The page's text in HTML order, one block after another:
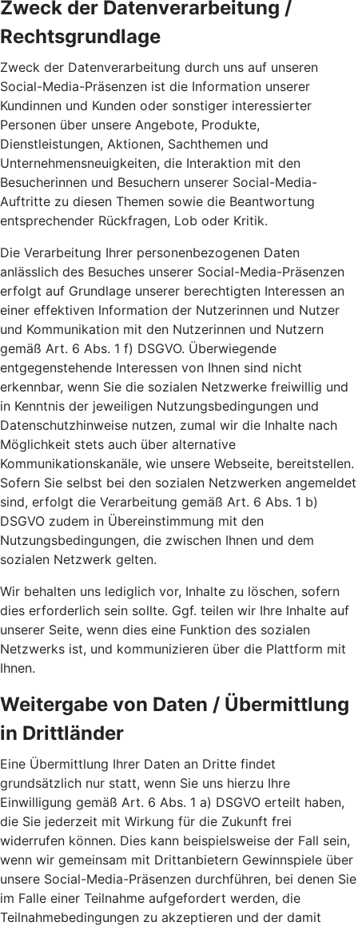
Zweck der Datenverarbeitung /
Rechtsgrundlage
Zweck der Datenverarbeitung durch uns auf unseren
Social-Media-Präsenzen ist die Information unserer
Kundinnen und Kunden oder sonstiger interessierter
Personen über unsere Angebote, Produkte,
Dienstleistungen, Aktionen, Sachthemen und
Unternehmensneuigkeiten, die Interaktion mit den
Besucherinnen und Besuchern unserer Social-Media-
Auftritte zu diesen Themen sowie die Beantwortung
entsprechender Rückfragen, Lob oder Kritik.
Die Verarbeitung Ihrer personenbezogenen Daten
anlässlich des Besuches unserer Social-Media-Präsenzen
erfolgt auf Grundlage unserer berechtigten Interessen an
einer effektiven Information der Nutzerinnen und Nutzer
und Kommunikation mit den Nutzerinnen und Nutzern
gemäß Art. 6 Abs. 1 f) DSGVO. Überwiegende
entgegenstehende Interessen von Ihnen sind nicht
erkennbar, wenn Sie die sozialen Netzwerke freiwillig und
in Kenntnis der jeweiligen Nutzungsbedingungen und
Datenschutzhinweise nutzen, zumal wir die Inhalte nach
Möglichkeit stets auch über alternative
Kommunikationskanäle, wie unsere Webseite, bereitstellen.
Sofern Sie selbst bei den sozialen Netzwerken angemeldet
sind, erfolgt die Verarbeitung gemäß Art. 6 Abs. 1 b)
DSGVO zudem in Übereinstimmung mit den
Nutzungsbedingungen, die zwischen Ihnen und dem
sozialen Netzwerk gelten.
Wir behalten uns lediglich vor, Inhalte zu löschen, sofern
dies erforderlich sein sollte. Ggf. teilen wir Ihre Inhalte auf
unserer Seite, wenn dies eine Funktion des sozialen
Netzwerks ist, und kommunizieren über die Plattform mit
Ihnen.
Weitergabe von Daten / Übermittlung
in Drittländer
Eine Übermittlung Ihrer Daten an Dritte findet
grundsätzlich nur statt, wenn Sie uns hierzu Ihre
Einwilligung gemäß Art. 6 Abs. 1 a) DSGVO erteilt haben,
die Sie jederzeit mit Wirkung für die Zukunft frei
widerrufen können. Dies kann beispielsweise der Fall sein,
wenn wir gemeinsam mit Drittanbietern Gewinnspiele über
unsere Social-Media-Präsenzen durchführen, bei denen Sie
im Falle einer Teilnahme aufgefordert werden, die
Teilnahmebedingungen zu akzeptieren und der damit